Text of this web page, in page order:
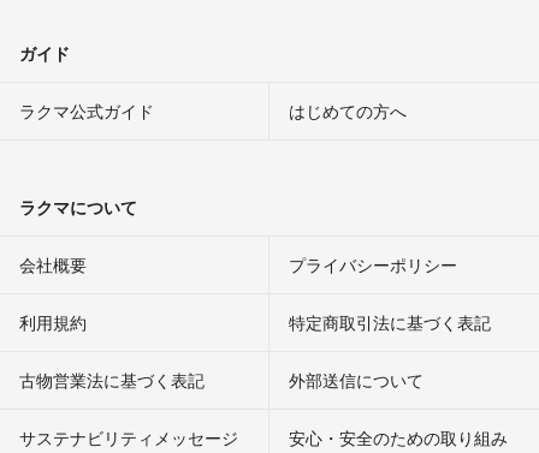
ガイド
ラクマ公式ガイド はじめての方へ
ラクマについて
会社概要 プライバシーポリシー
利用規約 特定商取引法に基づく表記
古物営業法に基づく表記 外部送信について
サステナビリティメッセージ 安心・安全のための取り組み